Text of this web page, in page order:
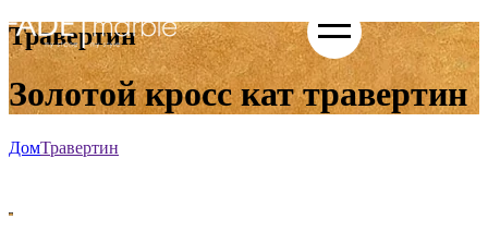
Травертин
Золотой кросс кат травертин
ДомТравертин